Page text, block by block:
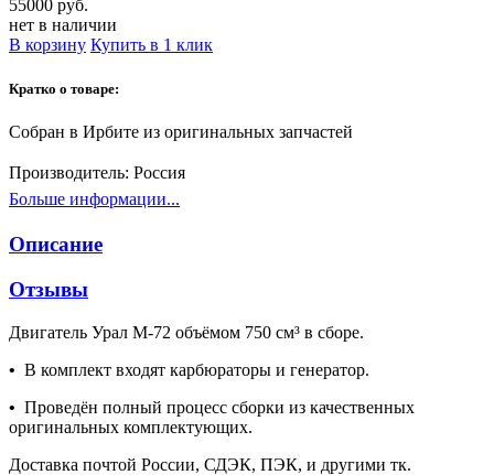
55000 руб.
нет в наличии
В корзину Купить в 1 клик
Кратко о товаре:
Собран в Ирбите из оригинальных запчастей
Производитель: Россия
Больше информации...
Описание
Отзывы
Двигатель Урал М-72 объёмом 750 см³ в сборе.
• В комплект входят карбюраторы и генератор.
• Проведён полный процесс сборки из качественных
оригинальных комплектующих.
Доставка почтой России, СДЭК, ПЭК, и другими тк.